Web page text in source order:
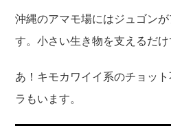
沖縄のアマモ場にはジュゴン
す。小さい生き物を支えるだけ
あ！キモカワイイ系のチョッ
ラもいます。